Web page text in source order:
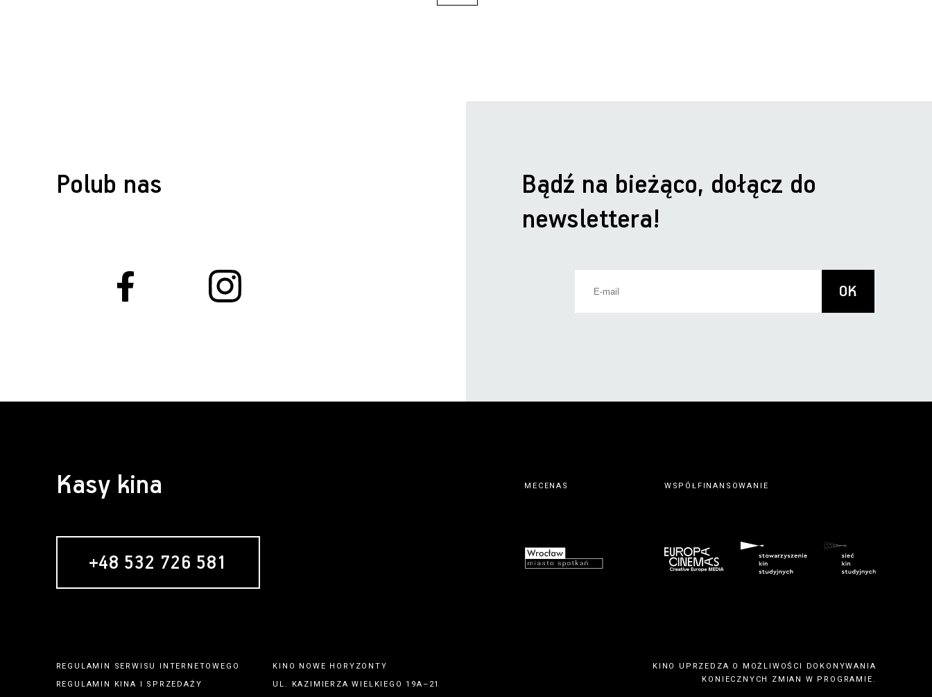
Polub nas
Bądź na bieżąco, dołącz do
newslettera!
Kasy kina
+48 532 726 581
MECENAS WSPÓŁFINANSOWANIE
REGULAMIN SERWISU INTERNETOWEGO
REGULAMIN
KINA SPRZEDAŻY
KINO NOWE HORYZONTY
UL. KAZIMIERZA WIELKIEGO 19A–21
KINO UPRZEDZA O MOŻLIWOŚCI DOKONYWANIA
KONIECZNYCH ZMIAN W PROGRAMIE.